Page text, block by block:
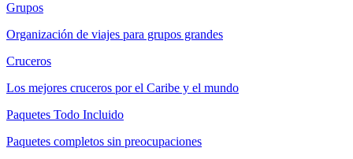
Grupos
Organización de viajes para grupos grandes
Cruceros
Los mejores cruceros por el Caribe y el mundo
Paquetes Todo Incluido
Paquetes completos sin preocupaciones